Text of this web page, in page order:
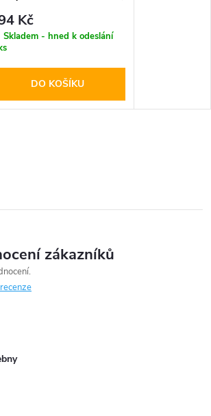
Kč
Skladem - hned k odeslání
DO KOŠÍKU
zákazníků